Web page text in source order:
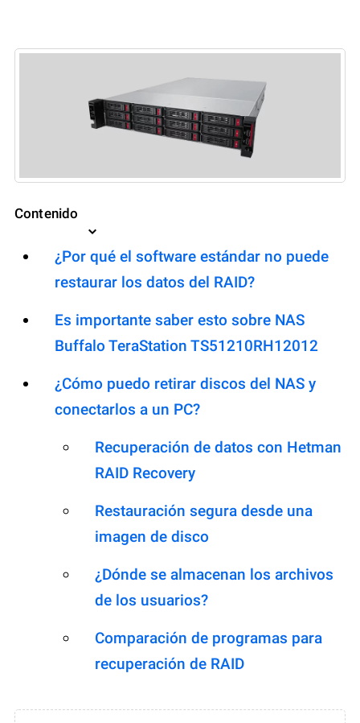
Contenido
¿Por qué el software estándar no puede
restaurar los datos del RAID?
Es importante saber esto sobre NAS
Buffalo TeraStation TS51210RH12012
¿Cómo puedo retirar discos del NAS y
conectarlos a un PC?
Recuperación de datos con Hetman
RAID Recovery
Restauración segura desde una
imagen de disco
¿Dónde se almacenan los archivos
de los usuarios?
Comparación de programas para
recuperación de RAID